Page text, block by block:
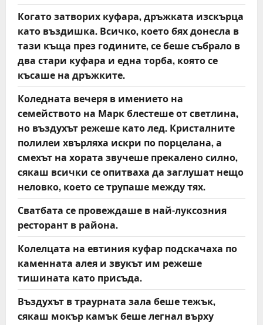
Когато затворих куфара, дръжката изскърца
като въздишка. Всичко, което бях донесла в
тази къща през годините, се беше събрало в
два стари куфара и една торба, която се
късаше на дръжките.
Коледната вечеря в имението на
семейството на Марк блестеше от светлина,
но въздухът режеше като лед. Кристалните
полилеи хвърляха искри по порцелана, а
смехът на хората звучеше прекалено силно,
сякаш всички се опитваха да заглушат нещо
неловко, което се трупаше между тях.
Сватбата се провеждаше в най-луксозния
ресторант в района.
Колелцата на евтиния куфар подскачаха по
каменната алея и звукът им режеше
тишината като присъда.
Въздухът в траурната зала беше тежък,
сякаш мокър камък беше легнал върху